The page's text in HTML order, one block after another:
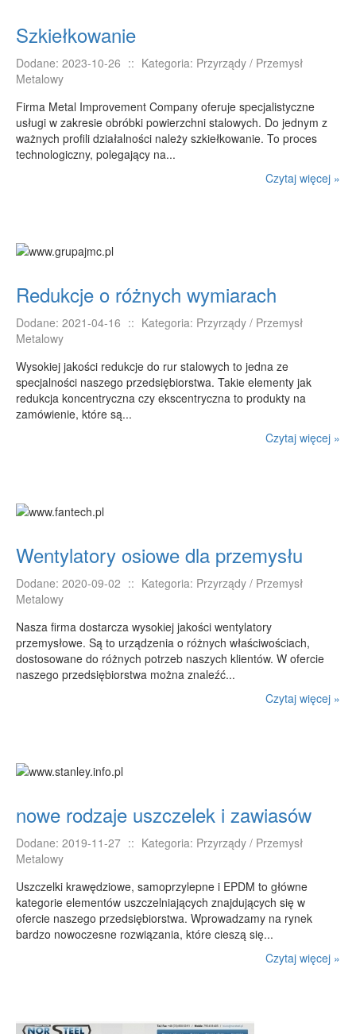
Szkiełkowanie
Dodane: 2023-10-26 :: Kategoria: Przyrządy / Przemysł
Metalowy
Firma Metal Improvement Company oferuje specjalistyczne
usługi w zakresie obróbki powierzchni stalowych. Do jednym z
ważnych profili działalności należy szkiełkowanie. To proces
technologiczny, polegający na...
Czytaj więcej »
Redukcje o różnych wymiarach
Dodane: 2021-04-16 :: Kategoria: Przyrządy / Przemysł
Metalowy
Wysokiej jakości redukcje do rur stalowych to jedna ze
specjalności naszego przedsiębiorstwa. Takie elementy jak
redukcja koncentryczna czy ekscentryczna to produkty na
zamówienie, które są...
Czytaj więcej »
Wentylatory osiowe dla przemysłu
Dodane: 2020-09-02 :: Kategoria: Przyrządy / Przemysł
Metalowy
Nasza firma dostarcza wysokiej jakości wentylatory
przemysłowe. Są to urządzenia o różnych właściwościach,
dostosowane do różnych potrzeb naszych klientów. W ofercie
naszego przedsiębiorstwa można znaleźć...
Czytaj więcej »
nowe rodzaje uszczelek i zawiasów
Dodane: 2019-11-27 :: Kategoria: Przyrządy / Przemysł
Metalowy
Uszczelki krawędziowe, samoprzylepne i EPDM to główne
kategorie elementów uszczelniających znajdujących się w
ofercie naszego przedsiębiorstwa. Wprowadzamy na rynek
bardzo nowoczesne rozwiązania, które cieszą się...
Czytaj więcej »